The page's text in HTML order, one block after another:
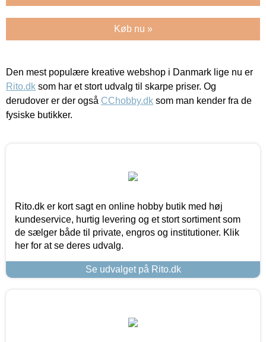
Køb nu »
Den mest populære kreative webshop i Danmark lige nu er
Rito.dk som har et stort udvalg til skarpe priser. Og
derudover er der også CChobby.dk som man kender fra de
fysiske butikker.
Rito.dk er kort sagt en online hobby butik med høj
kundeservice, hurtig levering og et stort sortiment som
de sælger både til private, engros og institutioner. Klik
her for at se deres udvalg.
Se udvalget på Rito.dk